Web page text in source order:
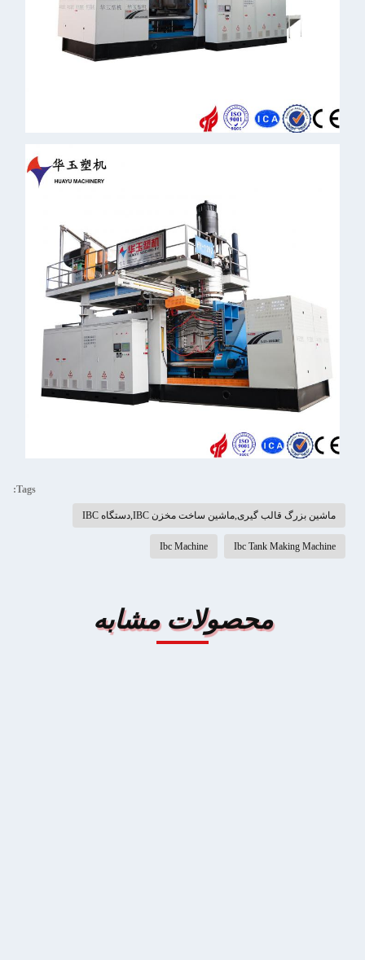
Tags:
ماشین بزرگ قالب گیری,ماشین ساخت مخزن IBC,دستگاه IBC
Ibc Tank Making Machine
Ibc Machine
محصولات مشابه